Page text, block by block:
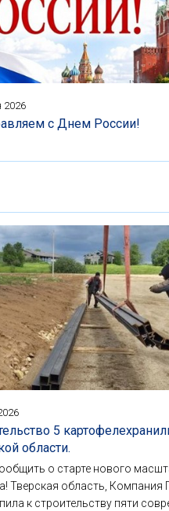
2026
с Днем России!
5
области.
о старте нового
Тверская область, Компания
к строительству пяти